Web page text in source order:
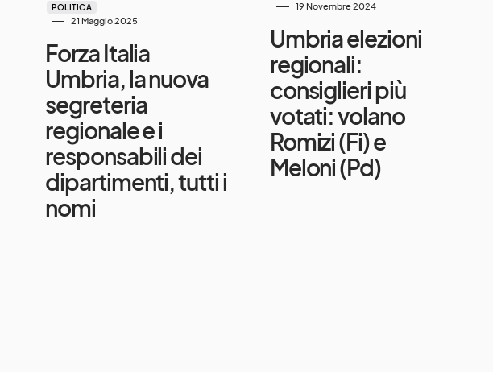
POLITICA
21 Maggio 2025
Forza Italia
Umbria, la nuova
segreteria
regionale e i
responsabili dei
dipartimenti, tutti i
nomi
19 Novembre 2024
Umbria elezioni
regionali:
consiglieri più
votati: volano
Romizi (Fi) e
Meloni (Pd)